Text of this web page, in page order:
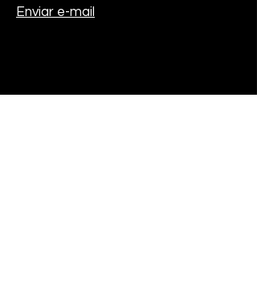
Enviar e-mail